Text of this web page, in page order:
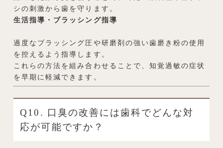
シの刺激から歯を守ります。
生活指導・ブラッシング指導
過度なブラッシング圧や研磨剤の強い歯磨き粉の使用
を控えるよう指導します。
これらの方法を組み合わせることで、知覚過敏の症状
を早期に軽減できます。
Q10. 口臭の改善には歯科でどんな対
応が可能ですか？